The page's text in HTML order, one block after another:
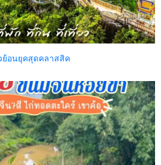
ย้อนยุคสุดคลาสสิค